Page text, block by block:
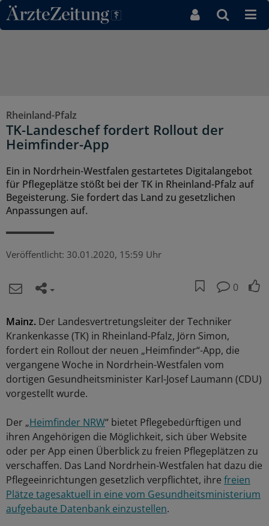
Direkt zum Inhaltsbereich
Rheinland-Pfalz
TK-Landeschef fordert Rollout der
Heimfinder-App
Ein in Nordrhein-Westfalen gestartetes Digitalangebot
für Pflegeplätze stößt bei der TK in Rheinland-Pfalz auf
Begeisterung. Sie fordert das Land zu gesetzlichen
Anpassungen auf.
Veröffentlicht: 30.01.2020, 15:59 Uhr
0
Mainz. Der Landesvertretungsleiter der Techniker
Krankenkasse (TK) in Rheinland-Pfalz, Jörn Simon,
fordert ein Rollout der neuen „Heimfinder“-App, die
vergangene Woche in Nordrhein-Westfalen vom
dortigen Gesundheitsminister Karl-Josef Laumann (CDU)
vorgestellt wurde.
Der „Heimfinder NRW“ bietet Pflegebedürftigen und
ihren Angehörigen die Möglichkeit, sich über Website
oder per App einen Überblick zu freien Pflegeplätzen zu
verschaffen. Das Land Nordrhein-Westfalen hat dazu die
Pflegeeinrichtungen gesetzlich verpflichtet, ihre freien
Plätze tagesaktuell in eine vom Gesundheitsministerium
aufgebaute Datenbank einzustellen.